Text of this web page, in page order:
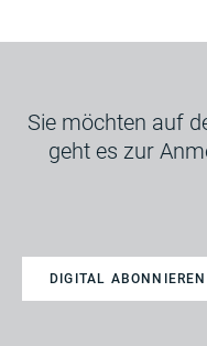
Sie möchten auf
geht es zur
DIGITAL ABONNIEREN